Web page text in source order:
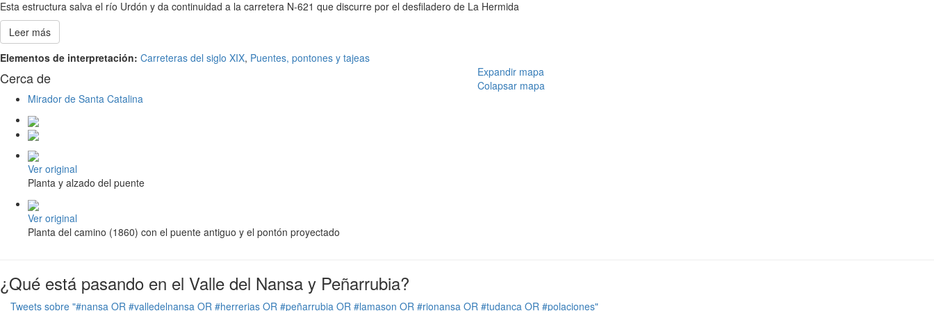
Esta estructura salva el río Urdón y da continuidad a la carretera N-621 que discurre por el desfiladero de La Hermida
Leer más
Elementos de interpretación: Carreteras del siglo XIX, Puentes, pontones y tajeas
Cerca de
Mirador de Santa Catalina
Expandir mapa
Colapsar mapa
Ver original
Planta y alzado del puente
Ver original
Planta del camino (1860) con el puente antiguo y el pontón proyectado
¿Qué está pasando en el Valle del Nansa y Peñarrubia?
Tweets sobre "#nansa OR #valledelnansa OR #herrerias OR #peñarrubia OR #lamason OR #rionansa OR #tudanca OR #polaciones"